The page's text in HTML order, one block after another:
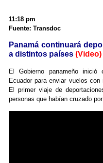
11:18 pm
Fuente: Transdoc
Panamá continuará
a distintos países (Video)
El Gobierno panameño inició
Ecuador para enviar vuelos
El primer viaje de
personas que habían cruzado